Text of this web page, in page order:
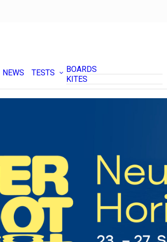
NEWS TESTS
BOARDS
KITES